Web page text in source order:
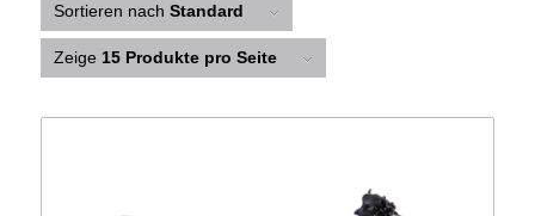
Sortieren nach Standard
Zeige 15 Produkte pro Seite